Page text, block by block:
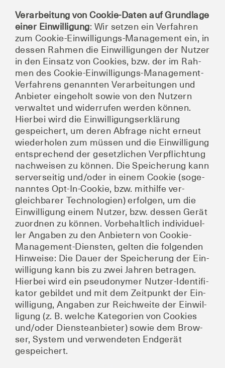
Ver­ar­bei­tung von Coo­kie-Daten auf Grund­la­ge
einer Ein­wil­li­gung: Wir set­zen ein Ver­fah­ren
zum Coo­kie-Ein­wil­li­gungs-Manage­ment ein, in
des­sen Rah­men die Ein­wil­li­gun­gen der Nut­zer
in den Ein­satz von Coo­kies, bzw. der im Rah­
men des Coo­kie-Ein­wil­li­gungs-Manage­ment-
Ver­fah­rens genann­ten Ver­ar­bei­tun­gen und
Anbie­ter ein­ge­holt sowie von den Nut­zern
ver­wal­tet und wider­ru­fen wer­den kön­nen.
Hier­bei wird die Ein­wil­li­gungs­er­klä­rung
gespei­chert, um deren Abfra­ge nicht erneut
wie­der­ho­len zum müs­sen und die Ein­wil­li­gung
ent­spre­chend der gesetz­li­chen Ver­pflich­tung
nach­wei­sen zu kön­nen. Die Spei­che­rung kann
ser­ver­sei­tig und/oder in einem Coo­kie (soge­
nann­tes Opt-In-Coo­kie, bzw. mit­hil­fe ver­
gleich­ba­rer Tech­no­lo­gien) erfol­gen, um die
Ein­wil­li­gung einem Nut­zer, bzw. des­sen Gerät
zuord­nen zu kön­nen. Vor­be­halt­lich indi­vi­du­el­
ler Anga­ben zu den Anbie­tern von Coo­kie-
Manage­ment-Diens­ten, gel­ten die fol­gen­den
Hin­wei­se: Die Dau­er der Spei­che­rung der Ein­
wil­li­gung kann bis zu zwei Jah­ren betra­gen.
Hier­bei wird ein pseud­ony­mer Nut­zer-Iden­ti­fi­
ka­tor gebil­det und mit dem Zeit­punkt der Ein­
wil­li­gung, Anga­ben zur Reich­wei­te der Ein­wil­
li­gung (z. B. wel­che Kate­go­rien von Coo­kies
und/oder Diens­te­an­bie­ter) sowie dem Brow­
ser, Sys­tem und ver­wen­de­ten End­ge­rät
gespeichert.